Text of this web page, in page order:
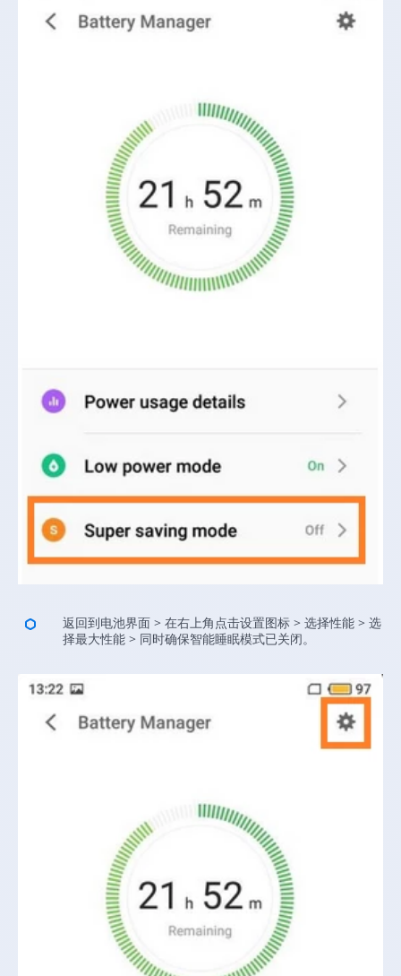
返回到电池界面 > 在右上角点击设置图标 > 选择性能 > 选
择最大性能 > 同时确保智能睡眠模式已关闭。